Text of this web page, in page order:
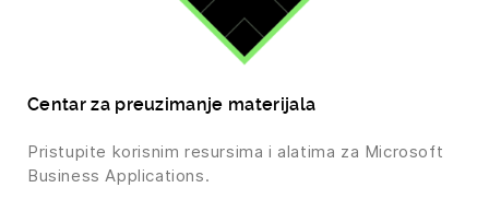
Centar za preuzimanje materijala
Pristupite korisnim resursima i alatima za Microsoft
Business Applications.